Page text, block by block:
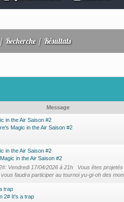
Recherche / Résultats
Message
in the Air Saison #2
Magic in the Air Saison #2
in the Air Saison #2
in the Air Saison #2
Vendredi 17/04/2026 à 21h Vous êtes
faudra participer au tournoi yu-gi-oh des
trap
2# It's a trap